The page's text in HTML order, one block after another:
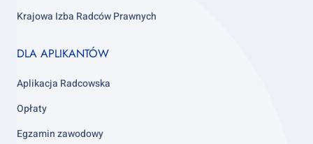
Krajowa Izba Radców Prawnych
Footer
3
DLA APLIKANTÓW
Aplikacja Radcowska
Opłaty
Egzamin zawodowy